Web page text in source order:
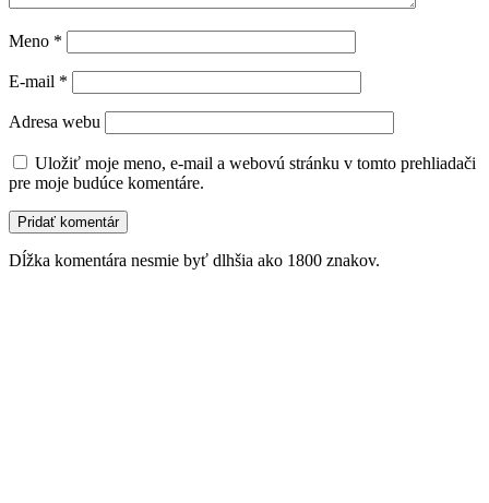
Meno *
E-mail *
Adresa webu
Uložiť moje meno, e-mail a webovú stránku v tomto prehliadači
pre moje budúce komentáre.
Dĺžka komentára nesmie byť dlhšia ako 1800 znakov.